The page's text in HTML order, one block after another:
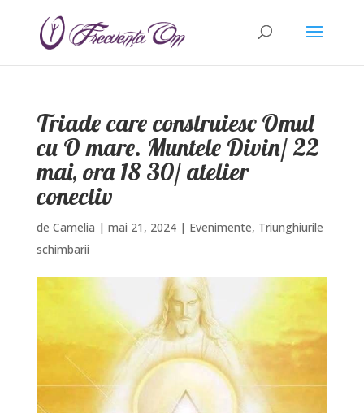
Triade care construiesc Omul
cu O mare. Muntele Divin/ 22
mai, ora 18 30/ atelier
conectiv
de Camelia | mai 21, 2024| Evenimente, Triunghiurile
schimbarii